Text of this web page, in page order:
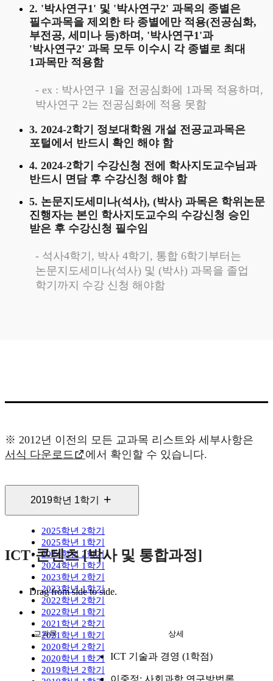
2. '박사연구1' 및 '박사연구2' 과목의 종별은
필수과목을 제외한 타 종별에만 적용(전공심화,
부전공, 세미나 등)하며, '박사연구1'과
'박사연구2' 과목 모두 이수시 각 종별로 최대
1과목만 적용함
- ex : 박사연구 1을 전공심화에 1과목 적용하며,
박사연구 2는 전공심화에 적용 못함
3. 2024-2학기 정보대학원 개설 전공교과목은
포털에서 반드시 확인 해야 함
4. 2024-2학기 수강신청 전에 학사지도교수님과
반드시 면담 후 수강신청 해야 함
5. 논문지도세미나(석사), (박사) 과목은 학위논문
진행자는 본인 학사지도교수의 수강신청 승인
받은 후 수강신청 필수임
- 석사4학기, 박사 4학기, 통합 6학기부터는
논문지도세미나(석사) 및 (박사) 과목을 졸업
학기까지 수강 신청 해야함
※ 2012년 이전의 모든 교과목 리스트와 세부사항은
서식 다운로드
에서 확인할 수 있습니다.
2019학년 1학기
2025학년 2학기
2025학년 1학기
2024학년 2학기
2024학년 1학기
2023학년 2학기
2023학년 1학기
2022학년 2학기
2022학년 1학기
2021학년 2학기
2021학년 1학기
2020학년 2학기
2020학년 1학기
2019학년 2학기
ICT·콘텐츠 [박사 및 통합과정]
Drag from side to side.
교과목 상세
ICT 기술과 경영 (1학점)